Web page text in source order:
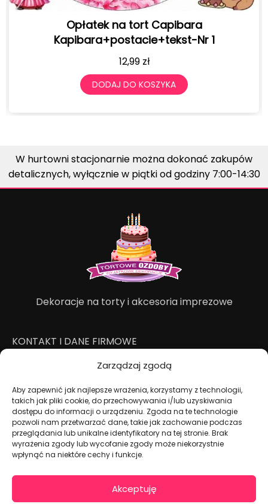
Zarządzaj zgodą
Aby zapewnić jak najlepsze wrażenia, korzystamy z technologii,
takich jak pliki cookie, do przechowywania i/lub uzyskiwania
dostępu do informacji o urządzeniu. Zgoda na te technologie
pozwoli nam przetwarzać dane, takie jak zachowanie podczas
przeglądania lub unikalne identyfikatory na tej stronie. Brak
wyrażenia zgody lub wycofanie zgody może niekorzystnie
wpłynąć na niektóre cechy i funkcje.
Akceptuję
Opłatek na tort Capibara
Nr 1
DODAJ DO KOSZYKA
W hurtowni stacjonarnie można dokonać zakupów
detalicznych, wyłącznie w piątki od godziny 7:00-14:30
Dekoracje na torty i akcesoria imprezowe
KONTAKT I DANE FIRMOWE
+48 511 246 275
ul. Modularna 12, 02-238 Warszawa
Giełda Spożywcza Okęcie Pawilon 403
Pon.-Pt.: 07:00 - 14:30
NIP: PL7970009100
Polityka prywatności